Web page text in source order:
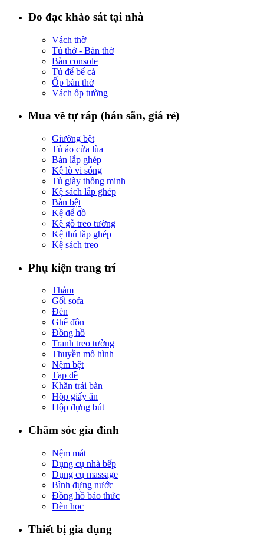
Đo đạc khảo sát tại nhà
Vách thờ
Tủ thờ - Bàn thờ
Bàn console
Tủ để bể cá
Ốp bàn thờ
Vách ốp tường
Mua về tự ráp (bán sẵn, giá rẻ)
Giường bệt
Tủ áo cửa lùa
Bàn lắp ghép
Kệ lò vi sóng
Tủ giày thông minh
Kệ sách lắp ghép
Bàn bệt
Kệ để đồ
Kệ gỗ treo tường
Kệ thú lắp ghép
Kệ sách treo
Phụ kiện trang trí
Thảm
Gối sofa
Đèn
Ghế đôn
Đồng hồ
Tranh treo tường
Thuyền mô hình
Nệm bệt
Tạp dề
Khăn trải bàn
Hộp giấy ăn
Hộp đựng bút
Chăm sóc gia đình
Nệm mát
Dụng cụ nhà bếp
Dụng cụ massage
Bình đựng nước
Đồng hồ báo thức
Đèn học
Thiết bị gia dụng